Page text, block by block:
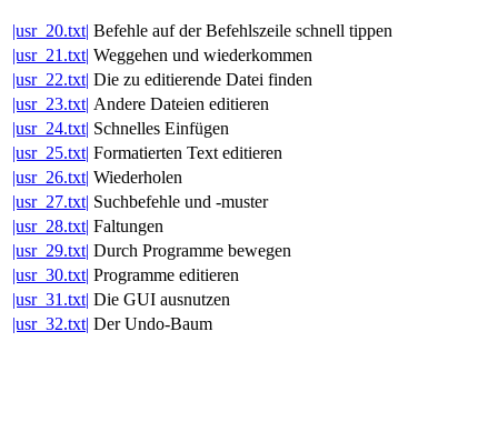
|usr_20.txt| Befehle auf der Befehlszeile schnell tippen
|usr_21.txt| Weggehen und wiederkommen
|usr_22.txt| Die zu editierende Datei finden
|usr_23.txt| Andere Dateien editieren
|usr_24.txt| Schnelles Einfügen
|usr_25.txt| Formatierten Text editieren
|usr_26.txt| Wiederholen
|usr_27.txt| Suchbefehle und -muster
|usr_28.txt| Faltungen
|usr_29.txt| Durch Programme bewegen
|usr_30.txt| Programme editieren
|usr_31.txt| Die GUI ausnutzen
|usr_32.txt| Der Undo-Baum